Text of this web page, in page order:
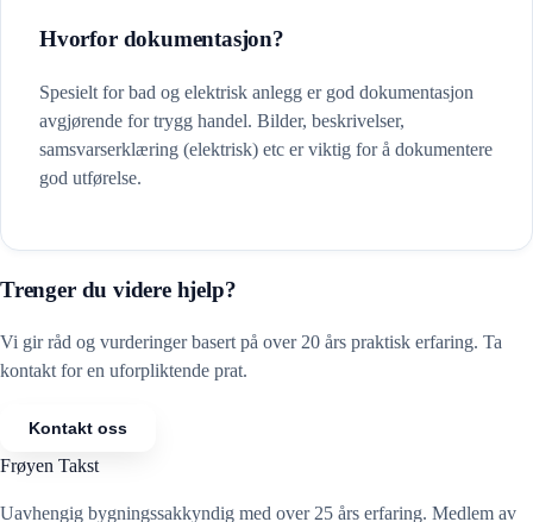
Hvorfor dokumentasjon?
Spesielt for bad og elektrisk anlegg er god dokumentasjon
avgjørende for trygg handel. Bilder, beskrivelser,
samsvarserklæring (elektrisk) etc er viktig for å dokumentere
god utførelse.
Trenger du videre hjelp?
Vi gir råd og vurderinger basert på over 20 års praktisk erfaring. Ta
kontakt for en uforpliktende prat.
Kontakt oss
Frøyen Takst
Uavhengig bygningssakkyndig med over 25 års erfaring. Medlem av